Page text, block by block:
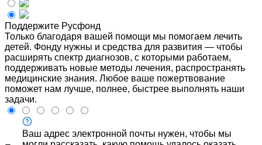
Поддержите Русфонд
Только благодаря вашей помощи мы помогаем лечить
детей. Фонду нужны и средства для развития — чтобы
расширять спектр диагнозов, с которыми работаем,
поддерживать новые методы лечения, распространять
медицинские знания. Любое ваше пожертвование
поможет нам лучше, полнее, быстрее выполнять наши
задачи.
Ваш адрес электронной почты нужен, чтобы мы